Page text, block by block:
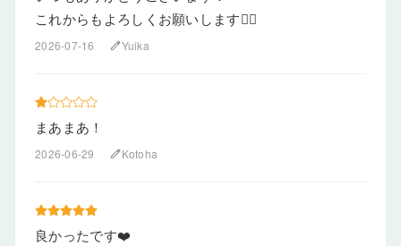
これからもよろしくお願いします🙇‍♀️
2026-07-16 editYuika
まあまあ！
2026-06-29 editKotoha
良かったです❤️